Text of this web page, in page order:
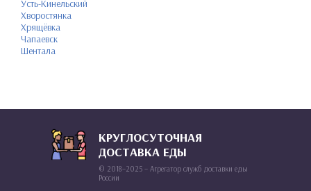
Усть-Кинельский
Хворостянка
Хрящёвка
Чапаевск
Шентала
КРУГЛОСУТОЧНАЯ
ДОСТАВКА ЕДЫ
© 2018–2025 – Агрегатор служб доставки еды
России